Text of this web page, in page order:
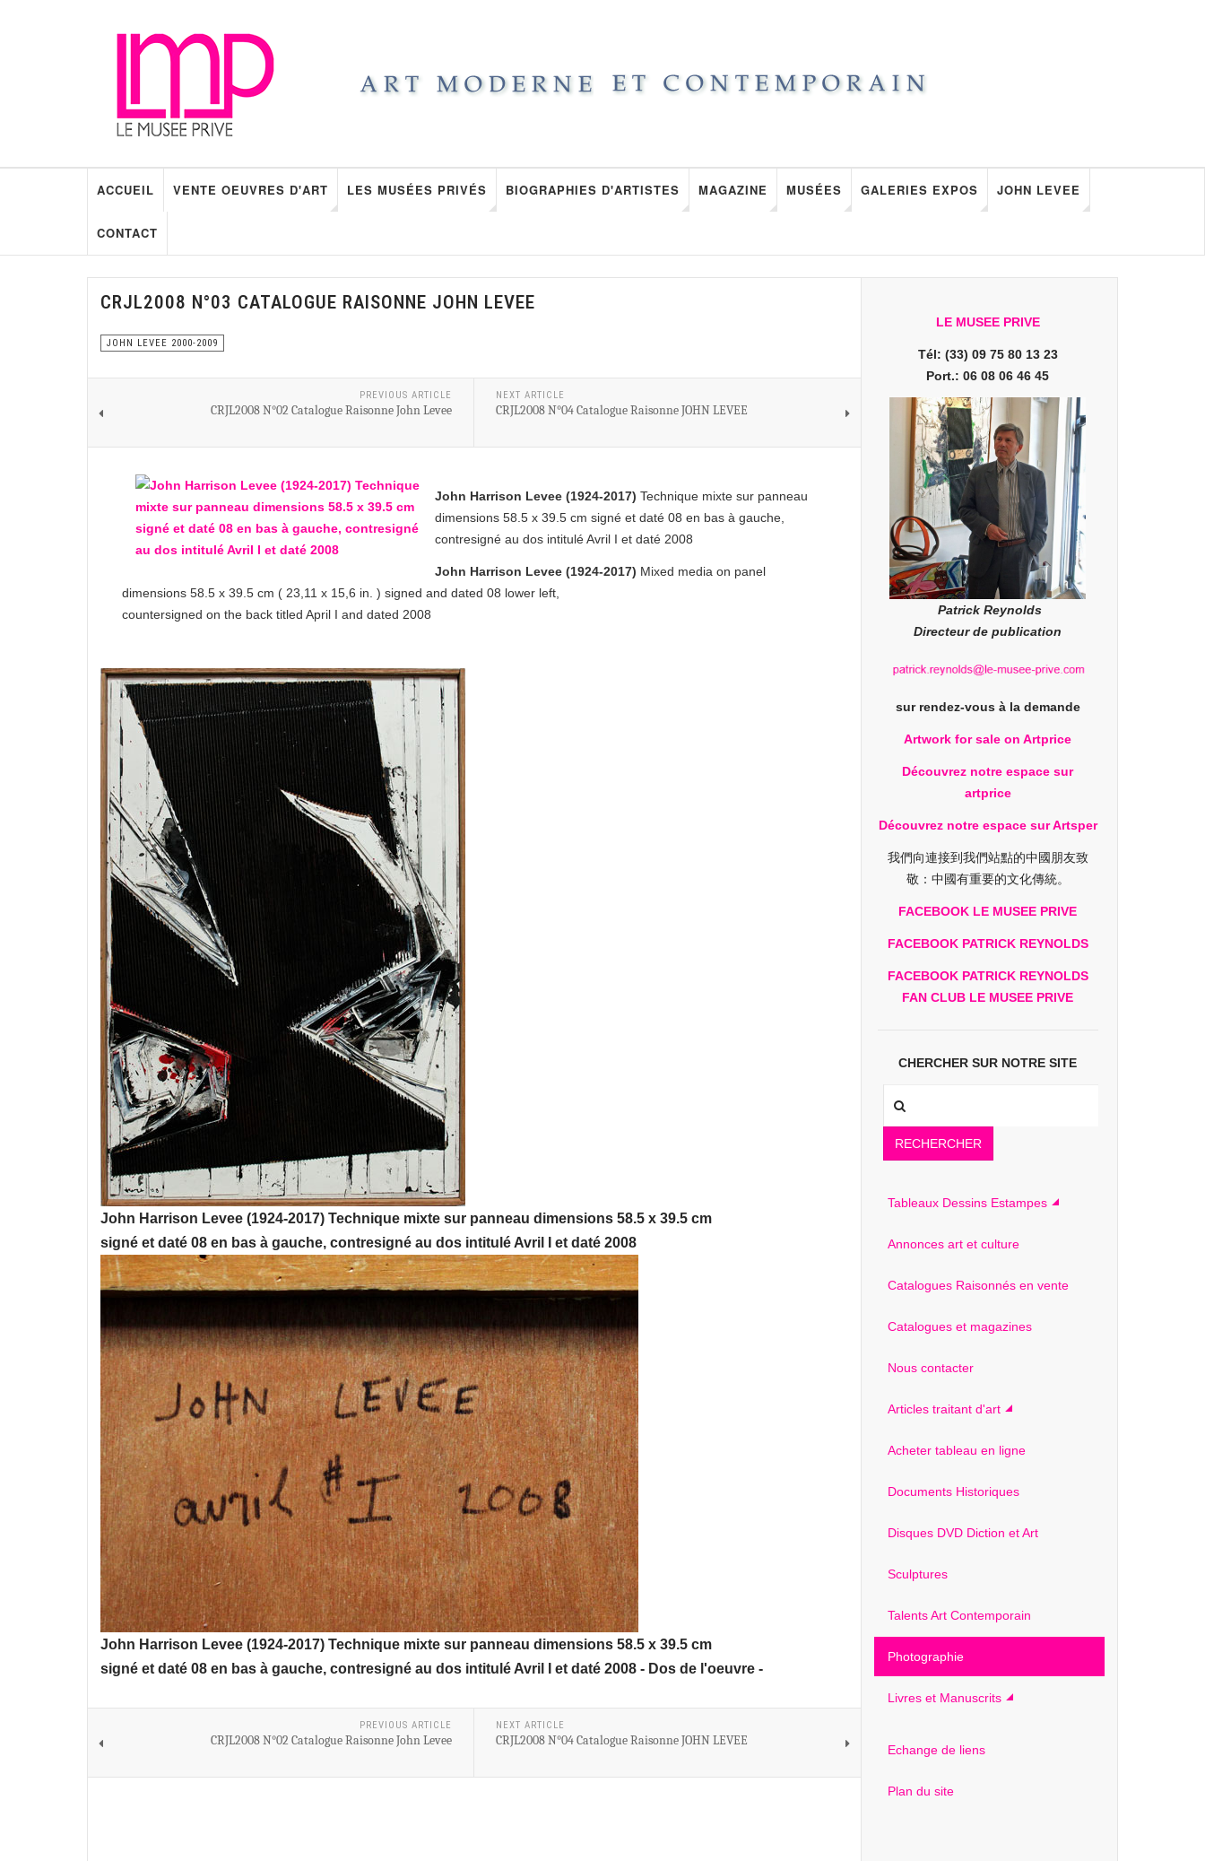
ACCUEIL VENTE OEUVRES D'ART LES MUSÉES PRIVÉS BIOGRAPHIES D'ARTISTES MAGAZINE MUSÉES GALERIES EXPOS JOHN LEVEE
CONTACT
CRJL2008 N°03 CATALOGUE RAISONNE JOHN LEVEE
JOHN LEVEE 2000-2009
PREVIOUS ARTICLE
CRJL2008 N°02 Catalogue Raisonne John Levee
NEXT ARTICLE
CRJL2008 N°04 Catalogue Raisonne JOHN LEVEE
John Harrison Levee (1924-2017) Technique mixte sur panneau
dimensions 58.5 x 39.5 cm signé et daté 08 en bas à gauche,
contresigné au dos intitulé Avril I et daté 2008
John Harrison Levee (1924-2017) Mixed media on panel
dimensions 58.5 x 39.5 cm ( 23,11 x 15,6 in. ) signed and dated 08 lower left,
countersigned on the back titled April I and dated 2008
John Harrison Levee (1924-2017) Technique mixte sur panneau dimensions 58.5 x 39.5 cm
signé et daté 08 en bas à gauche, contresigné au dos intitulé Avril I et daté 2008
John Harrison Levee (1924-2017) Technique mixte sur panneau dimensions 58.5 x 39.5 cm
signé et daté 08 en bas à gauche, contresigné au dos intitulé Avril I et daté 2008 - Dos de l'oeuvre -
PREVIOUS ARTICLE
CRJL2008 N°02 Catalogue Raisonne John Levee
NEXT ARTICLE
CRJL2008 N°04 Catalogue Raisonne JOHN LEVEE
LE MUSEE PRIVE
Tél: (33) 09 75 80 13 23
Port.: 06 08 06 46 45
Patrick Reynolds
Directeur de publication
sur rendez-vous à la demande
Artwork for sale on Artprice
Découvrez notre espace sur
artprice
Découvrez notre espace sur Artsper
我們向連接到我們站點的中國朋友致
敬：中國有重要的文化傳統。
FACEBOOK LE MUSEE PRIVE
FACEBOOK PATRICK REYNOLDS
FACEBOOK PATRICK REYNOLDS
FAN CLUB LE MUSEE PRIVE
CHERCHER SUR NOTRE SITE
RECHERCHER
Tableaux Dessins Estampes
Annonces art et culture
Catalogues Raisonnés en vente
Catalogues et magazines
Nous contacter
Articles traitant d'art
Acheter tableau en ligne
Documents Historiques
Disques DVD Diction et Art
Sculptures
Talents Art Contemporain
Photographie
Livres et Manuscrits
Echange de liens
Plan du site